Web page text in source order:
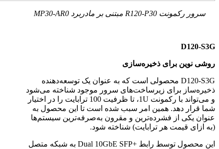
سرور رکمونتR120-P30 مبتنی بر مادربردMP30-AR0
D120-S3G
روشی نوین برای ذخیره‌سازی
D120-S3G محصولی است که به عنوان یک توسعه‌دهنده
ذخیره‌ساز برای زیرساخت‌های سرور موجود شناخته می‌شود
و می‌تواند با رکمونت 1U
، تا ظرفیت 100 ترابایت را در اختیار
شما قرار دهد. همین امر سبب شده است تا این محصول به
عنوان یکی از فشرده‌ترین و مقرون به‌صرفه‌ترین سیستم‌ها
(به ازای قیمت هر ترابایت) شناخته شود.
این محصول توسط رابط Dual 10GbE SFP+ به شبکه متصل